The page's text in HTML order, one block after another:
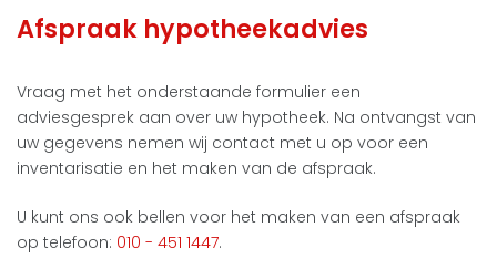
Afspraak hypotheekadvies
Vraag met het onderstaande formulier een
adviesgesprek aan over uw hypotheek. Na ontvangst van
uw gegevens nemen wij contact met u op voor een
inventarisatie en het maken van de afspraak.
U kunt ons ook bellen voor het maken van een afspraak
op telefoon: 010 - 451 1447.